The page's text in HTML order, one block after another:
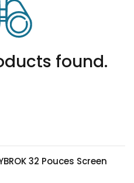
32 Pouces Screen
found.